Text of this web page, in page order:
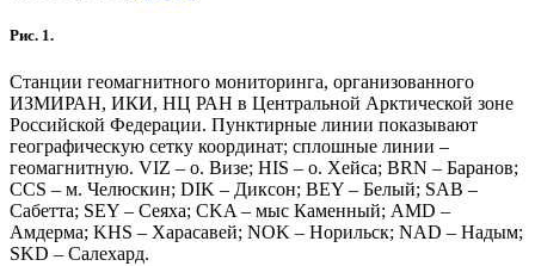
Рис. 1.
Станции геомагнитного мониторинга, организованного
ИЗМИРАН, ИКИ, НЦ РАН в Центральной Арктической зоне
Российской Федерации. Пунктирные линии показывают
географическую сетку координат; сплошные линии –
геомагнитную. VIZ – о. Визе; HIS – о. Хейса; BRN – Баранов;
CCS – м. Челюскин; DIK – Диксон; BEY – Белый; SAB –
Сабетта; SEY – Сеяха; CKA – мыс Каменный; AMD –
Амдерма; KHS – Харасавей; NOK – Норильск; NAD – Надым;
SKD – Салехард.